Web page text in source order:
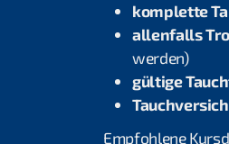
komplette
allenfalls
werden)
gültige
Empfohlene